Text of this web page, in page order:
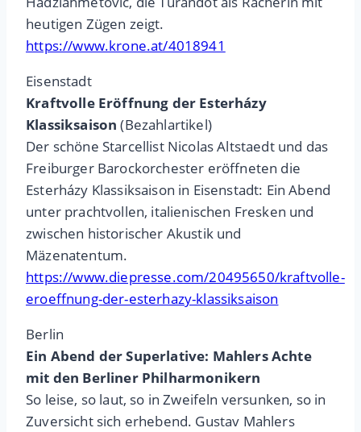
heutigen Zügen zeigt.
https://www.krone.at/4018941
Eisenstadt
Kraftvolle Eröffnung der Esterházy
Klassiksaison (Bezahlartikel)
Der schöne Starcellist Nicolas Altstaedt und das
Freiburger Barockorchester eröffneten die
Esterházy Klassiksaison in Eisenstadt: Ein Abend
unter prachtvollen, italienischen Fresken und
zwischen historischer Akustik und
Mäzenatentum.
https://www.diepresse.com/20495650/kraftvolle-
eroeffnung-der-esterhazy-klassiksaison
Berlin
Ein Abend der Superlative: Mahlers Achte
mit den Berliner Philharmonikern
So leise, so laut, so in Zweifeln versunken, so in
Zuversicht sich erhebend. Gustav Mahlers